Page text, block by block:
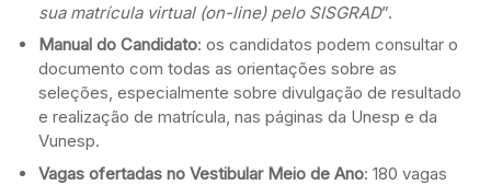
sua matrícula virtual (on-line) pelo SISGRAD”.
Manual do Candidato: os candidatos podem consultar o
documento com todas as orientações sobre as
seleções, especialmente sobre divulgação de resultado
e realização de matrícula, nas páginas da Unesp e da
Vunesp.
Vagas ofertadas no Vestibular Meio de Ano: 180 vagas